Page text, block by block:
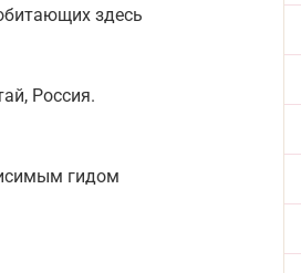
здесь
Россия.
гидом